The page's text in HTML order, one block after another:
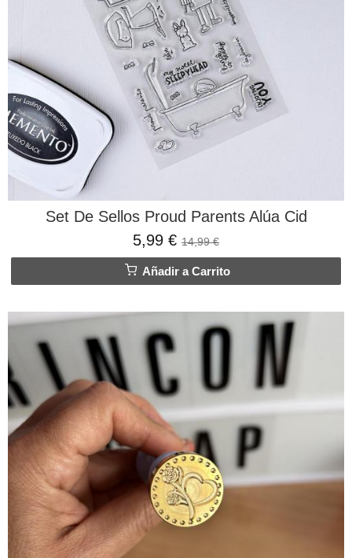
Set De Sellos Proud Parents Alúa Cid
5,99 € 14,99 €
Añadir a Carrito